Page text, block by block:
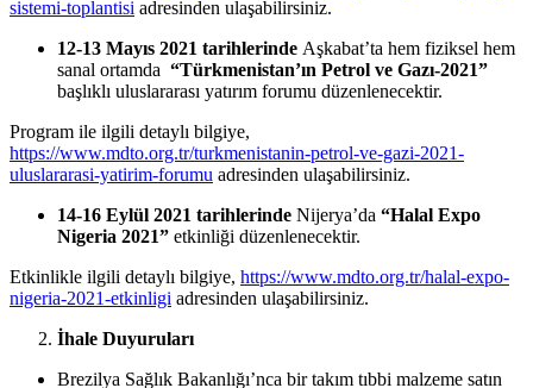
sistemi-toplantisi adresinden ulaşabilirsiniz.
12-13 Mayıs 2021 tarihlerinde Aşkabat’ta hem fiziksel hem
sanal ortamda “Türkmenistan’ın Petrol ve Gazı-2021”
başlıklı uluslararası yatırım forumu düzenlenecektir.
Program ile ilgili detaylı bilgiye,
https://www.mdto.org.tr/turkmenistanin-petrol-ve-gazi-2021-
uluslararasi-yatirim-forumu adresinden ulaşabilirsiniz.
14-16 Eylül 2021 tarihlerinde Nijerya’da “Halal Expo
Nigeria 2021” etkinliği düzenlenecektir.
Etkinlikle ilgili detaylı bilgiye, https://www.mdto.org.tr/halal-expo-
nigeria-2021-etkinligi adresinden ulaşabilirsiniz.
İhale Duyuruları
Brezilya Sağlık Bakanlığı’nca bir takım tıbbi malzeme satın